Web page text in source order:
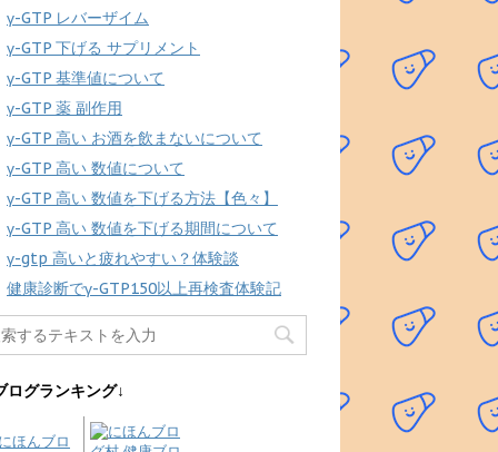
γ-GTP レバーザイム
γ-GTP 下げる サプリメント
γ-GTP 基準値について
γ-GTP 薬 副作用
γ-GTP 高い お酒を飲まないについて
γ-GTP 高い 数値について
γ-GTP 高い 数値を下げる方法【色々】
γ-GTP 高い 数値を下げる期間について
γ-gtp 高いと疲れやすい？体験談
健康診断でγ-GTP150以上再検査体験記
ログランキング↓